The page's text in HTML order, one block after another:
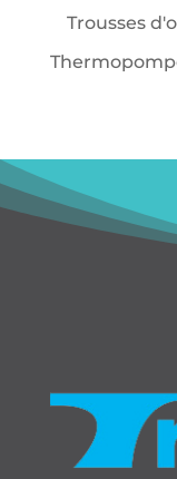
Trousses